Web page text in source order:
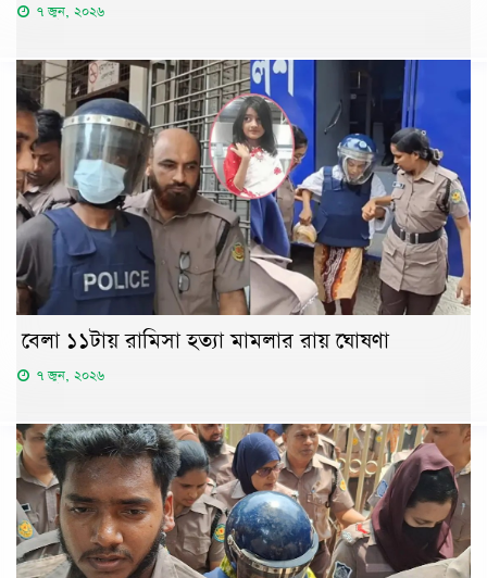
৭ জুন, ২০২৬
বেলা ১১টায় রামিসা হত্যা মামলার রায় ঘোষণা
৭ জুন, ২০২৬